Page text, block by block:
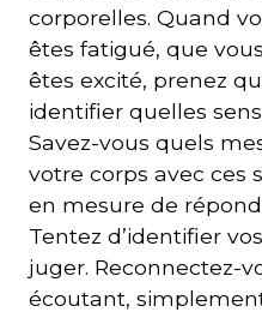
corporelles. Quand
êtes fatigué, que
êtes excité, prenez
identifier quelles
Savez-vous quels
votre corps avec ces
en mesure de
Tentez d’identifier
juger. Reconnectez-
écoutant,